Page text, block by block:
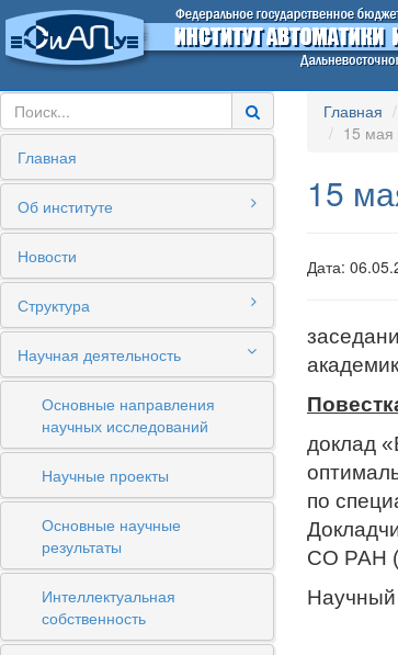
Главная
Об институте
Новости
Структура
Научная деятельность
Основные направления
научных исследований
Научные проекты
Основные научные
результаты
Интеллектуальная
собственность
Главная
15 мая
15
Дата:
доклад
по
СО РАН